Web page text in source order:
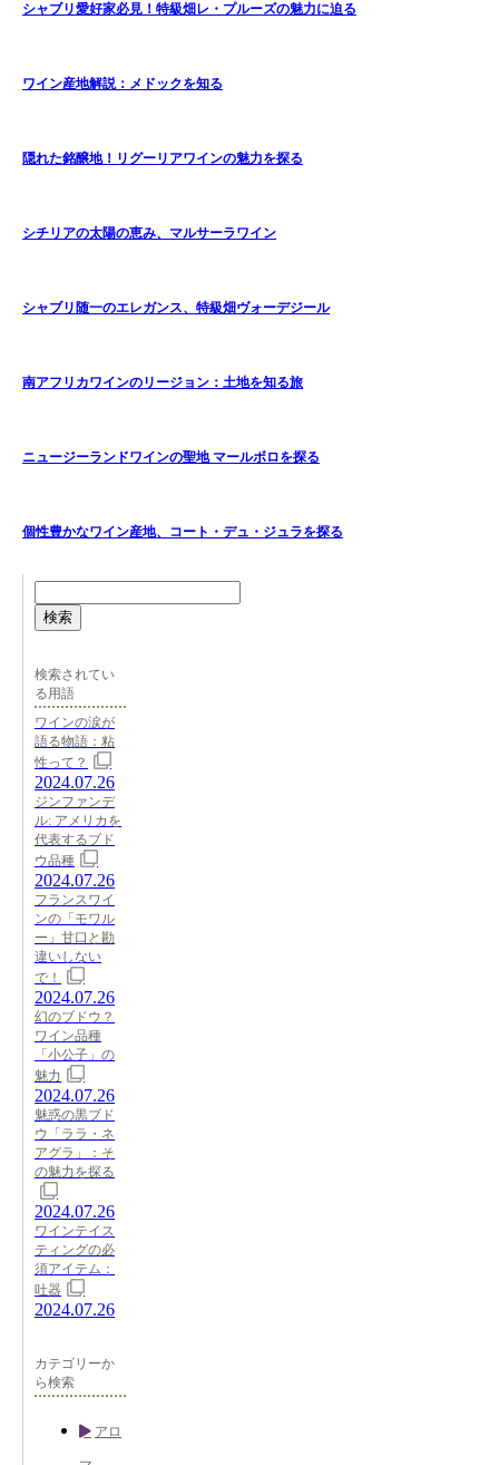
シャブリ愛好家必見！特級畑レ・プルーズの魅力に迫る
ワイン産地解説：メドックを知る
隠れた銘醸地！リグーリアワインの魅力を探る
シチリアの太陽の恵み、マルサーラワイン
シャブリ随一のエレガンス、特級畑ヴォーデジール
南アフリカワインのリージョン：土地を知る旅
ニュージーランドワインの聖地 マールボロを探る
個性豊かなワイン産地、コート・デュ・ジュラを探る
検索
検索されてい
る用語
ワインの涙が
語る物語：粘
性って？
2024.07.26
ジンファンデ
ル: アメリカを
代表するブド
ウ品種
2024.07.26
フランスワイ
ンの「モワル
ー」甘口と勘
違いしない
で！
2024.07.26
幻のブドウ？
ワイン品種
「小公子」の
魅力
2024.07.26
魅惑の黒ブド
ウ「ララ・ネ
アグラ」：そ
の魅力を探る
2024.07.26
ワインテイス
ティングの必
須アイテム：
吐器
2024.07.26
カテゴリーか
ら検索
アロ